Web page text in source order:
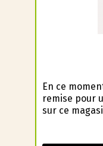
En ce
remise pour
sur ce